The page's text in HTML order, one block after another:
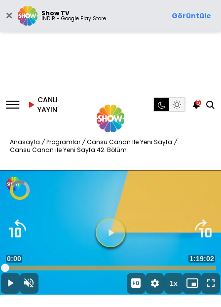
Show TV
İNDİR - Google Play Store Görüntüle
CANLI
YAYIN
5
Anasayfa / Programlar / Cansu Canan İle Yeni Sayfa /
Cansu Canan ile Yeni Sayfa 42. Bölüm
DuraklatSesi
Aç
Süre
0:00 Toplam
Süre
1:19:02
Yüklendi:
0.13%
1xOynatma
Hızı
Mini
oynatıcı